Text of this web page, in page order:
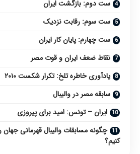
ست دوم: بازگشت ایران
ست سوم: رقابت نزدیک
ست چهارم: پایان کار ایران
نقاط ضعف ایران و قوت مصر
یادآوری خاطره تلخ: تکرار شکست ۲۰۱۰
سابقه مصر در والیبال
ایران – تونس: امید برای پیروزی
چگونه مسابقات والیبال قهرمانی جهان
کنیم؟